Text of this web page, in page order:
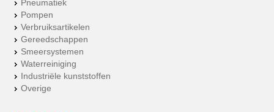
Pneumatiek
Pompen
Verbruiksartikelen
Gereedschappen
Smeersystemen
Waterreiniging
Industriële kunststoffen
Overige